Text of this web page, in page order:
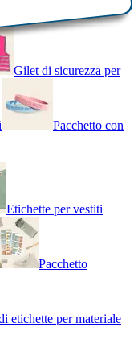
Gilet di sicurezza per
Pacchetto con
Etichette per vestiti
Pacchetto
etichette per materiale